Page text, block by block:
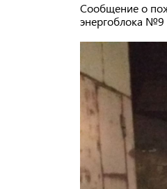
Сообщение о
энергоблока №9